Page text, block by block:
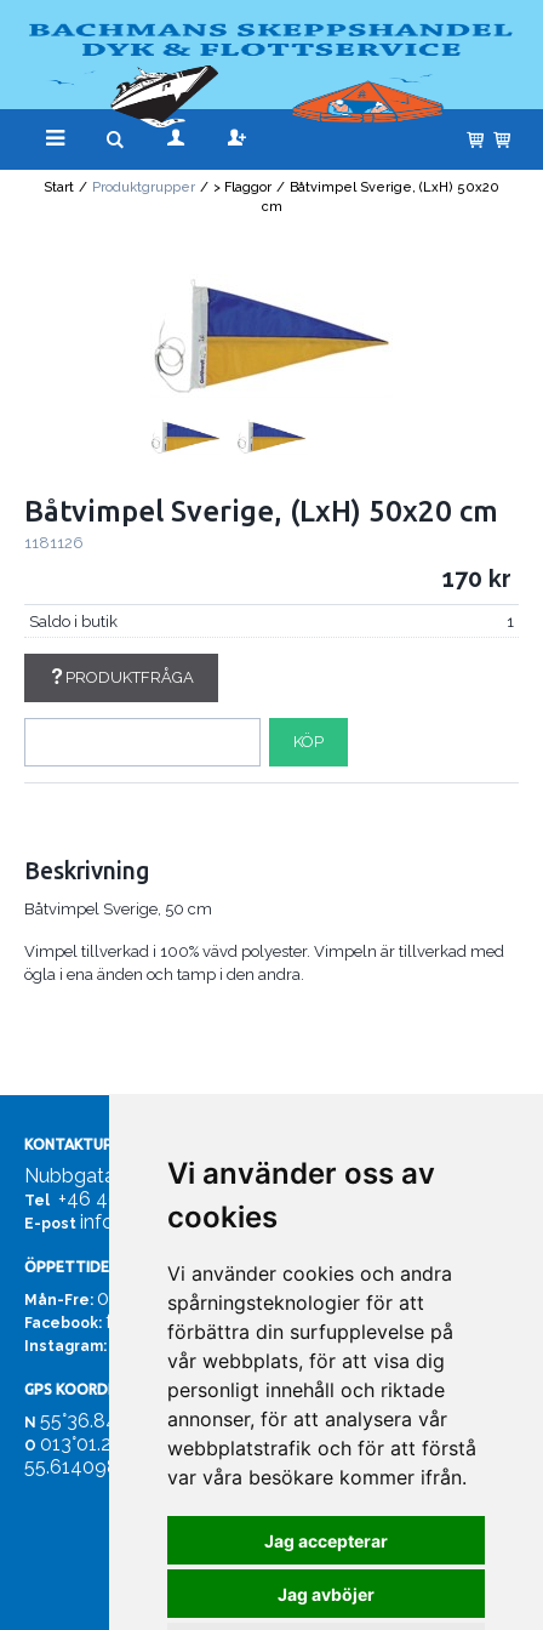
Vi använder oss av
cookies
Vi använder cookies och andra
spårningsteknologier för att
förbättra din surfupplevelse på
vår webbplats, för att visa dig
personligt innehåll och riktade
annonser, för att analysera vår
webbplatstrafik och för att förstå
var våra besökare kommer ifrån.
Jag accepterar
Jag avböjer
Start / Produktgrupper / > Flaggor / Båtvimpel Sverige, (LxH) 50x20
cm
Båtvimpel Sverige, (LxH) 50x20 cm
1181126
170
Saldo i butik 1
PRODUKTFRÅGA
KÖP
Beskrivning
Båtvimpel Sverige, 50 cm
Vimpel tillverkad i 100% vävd polyester. Vimpeln är tillverkad med
ögla i ena änden och tamp i den andra.
KONTAKTUPPGIFTER
Nubbgatan 7, 211 24 Malmö
Tel +46 40185561
E-post info@bachmans.se
ÖPPETTIDER
Mån-Fre: 07:00 - 16:00
Facebook: facebook.com/bachmans.se
Instagram: instagram.com/bachmans.se
GPS KOORDINATER
N 55°36.847
O 013°01.255'
55.614098. 13.020931'